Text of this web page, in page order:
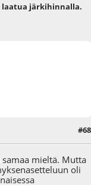
laatua järkihinnalla.
#68
mieltä. Mutta
oli